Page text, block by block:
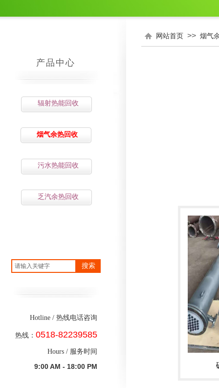
网站首页 >> 烟气
产品中心
辐射热能回收
烟气余热回收
污水热能回收
乏汽余热回收
搜索
Hotline / 热线电话咨询
热线： 0518-82239585
Hours / 服务时间
9:00 AM - 18:00 PM